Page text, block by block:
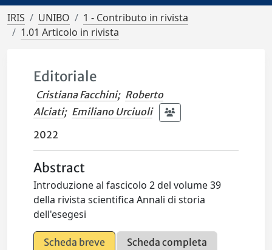
IRIS UNIBO
1 - Contributo in rivista
1.01 Articolo in rivista
Editoriale
Cristiana Facchini; Roberto
Alciati; Emiliano Urciuoli
2022
Abstract
Introduzione al fascicolo 2 del volume 39
della rivista scientifica Annali di storia
dell'esegesi
Scheda breve
Scheda completa